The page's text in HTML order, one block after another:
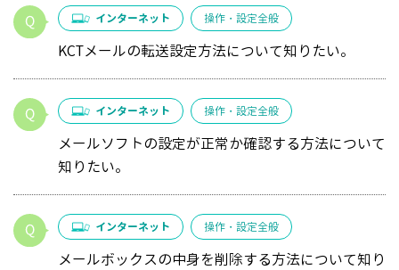
インターネット 操作・設定全般
KCTメールの転送設定方法について知りたい。
インターネット 操作・設定全般
メールソフトの設定が正常か確認する方法について
知りたい。
インターネット 操作・設定全般
メールボックスの中身を削除する方法について知り